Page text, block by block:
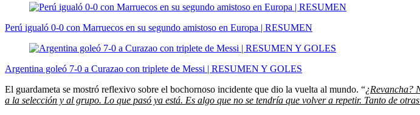
Perú igualó 0-0 con Marruecos en su segundo amistoso en Europa | RESUMEN
Argentina goleó 7-0 a Curazao con triplete de Messi | RESUMEN Y GOLES
El guardameta se mostró reflexivo sobre el bochornoso incidente que dio la vuelta al mundo. “¿Revancha?
a la selección y al grupo. Lo que pasó ya está. Es algo que no se tendría que volver a repetir. Tanto de